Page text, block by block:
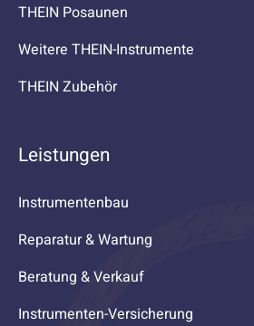
THEIN Posaunen
Weitere THEIN-Instrumente
THEIN Zubehör
Leistungen
Instrumentenbau
Reparatur & Wartung
Beratung & Verkauf
Instrumenten-Versicherung